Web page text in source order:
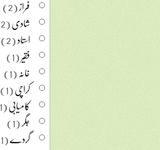
فراز(2)
شادی(2)
استاد(2)
فقیر(1)
خانہ(1)
کراچی(1)
کامیابی(1)
جگر(1)
گردے(1)